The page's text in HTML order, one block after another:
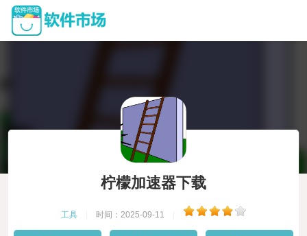
柠檬加速器下载
工具 时间：2025-09-11